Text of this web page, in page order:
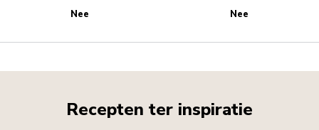
Nee Nee
Recepten ter inspiratie